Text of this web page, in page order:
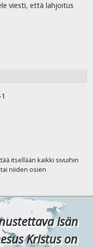
viesti, että lahjoitus
itsellään kaikki sivuihin
niiden osien
Isän
Kristus on